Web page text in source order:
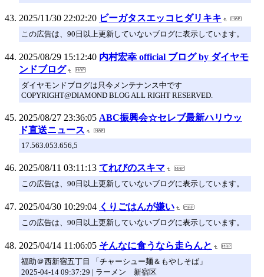
2025/11/30 22:02:20 ビーガタスエッコヒダリキキ
この広告は、90日以上更新していないブログに表示しています。
2025/08/29 15:12:40 内村宏幸 official ブログ by ダイヤモ
ンドブログ
ダイヤモンドブログは只今メンテナンス中です
COPYRIGHT@DIAMOND BLOG ALL RIGHT RESERVED.
2025/08/27 23:36:05 ABC振興会☆セレブ最新ハリウッ
ド直送ニュース
17.563.053.656,5
2025/08/11 03:11:13 てれびのスキマ
この広告は、90日以上更新していないブログに表示しています。
2025/04/30 10:29:04 くりごはんが嫌い
この広告は、90日以上更新していないブログに表示しています。
2025/04/14 11:06:05 そんなに食うなら走らんと
福助＠西新宿五丁目 「チャーシュー麺＆もやしそば」
2025-04-14 09:37:29 | ラーメン 新宿区